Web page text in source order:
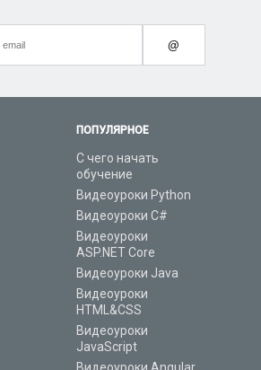
ПОПУЛЯРНОЕ
С чего начать
обучение
Видеоуроки Python
Видеоуроки C#
Видеоуроки
ASP.NET Core
Видеоуроки Java
Видеоуроки
HTML&CSS
Видеоуроки
JavaScript
@